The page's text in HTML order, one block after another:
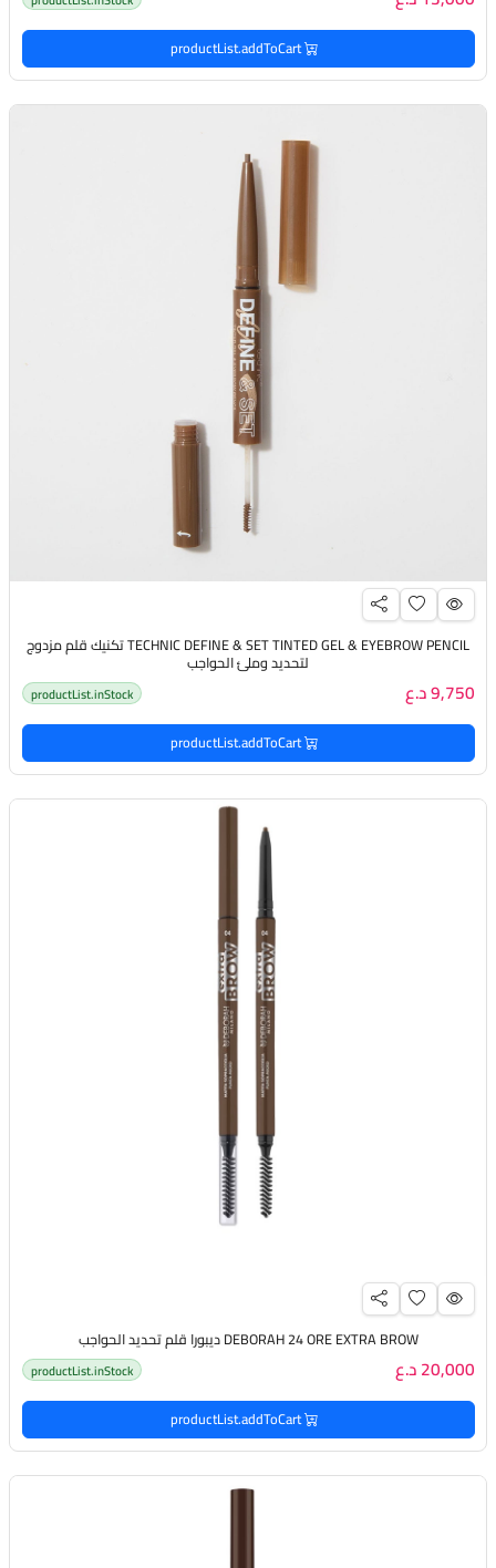
productList.addToCart
TECHNIC DEFINE & SET TINTED GEL & EYEBROW PENCIL تكنيك قلم مزدوج
لتحديد وملئ الحواجب
9,750 د.ع productList.inStock
productList.addToCart
DEBORAH 24 ORE EXTRA BROW ديبورا قلم تحديد الحواجب
20,000 د.ع productList.inStock
productList.addToCart